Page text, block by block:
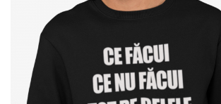
Tricouri Diverse
Tricouri Azi esti Tanar si maine...
Tricouri Motivationale
Tricouri Mamici
Tricouri Pensionari